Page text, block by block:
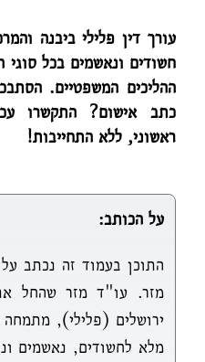
עורך דין פלילי ביבנה
חשודים ונאשמים בכל סוגי
ההליכים המשפטיים.
כתב אישום? התקשרו
ראשוני, ללא התחייבות!
על הכותב:
התוכן בעמוד זה נכתב על
מזר. עו"ד מזר שהחל
ירושלים (פלילי), מתמחה
מלא לחשודים, נאשמים